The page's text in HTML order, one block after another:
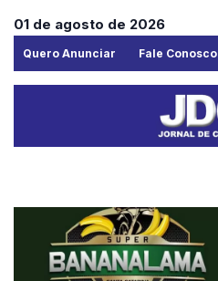
01 de agosto de 2026
Quero Anunciar Fale Conosco